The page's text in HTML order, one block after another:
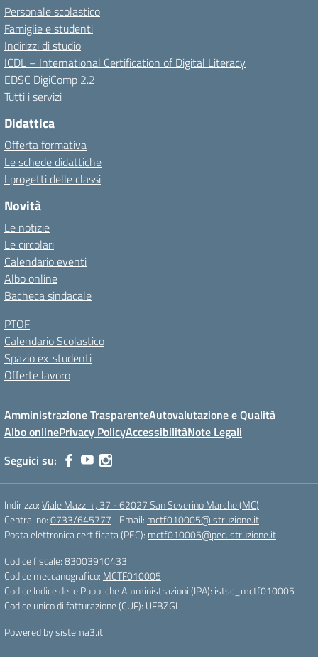
Personale scolastico
Famiglie e studenti
Indirizzi di studio
ICDL – International Certification of Digital Literacy
EDSC DigiComp 2.2
Tutti i servizi
Didattica
Offerta formativa
Le schede didattiche
I progetti delle classi
Novità
Le notizie
Le circolari
Calendario eventi
Albo online
Bacheca sindacale
PTOF
Calendario Scolastico
Spazio ex-studenti
Offerte lavoro
Amministrazione TrasparenteAutovalutazione e Qualità
Albo onlinePrivacy PolicyAccessibilitàNote Legali
Seguici su:
Indirizzo:Viale Mazzini, 37 - 62027 San Severino Marche (MC)
Centralino:0733/645777 Email: mctf010005@istruzione.it
Posta elettronica certificata (PEC): mctf010005@pec.istruzione.it
Codice fiscale: 83003910433
Codice meccanografico: MCTF010005
Codice Indice delle Pubbliche Amministrazioni (IPA): istsc_mctf010005
Codice unico di fatturazione (CUF): UFBZGI
Powered by sistema3.it